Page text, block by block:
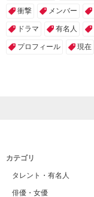
衝撃 メンバー
ドラマ 有名人
プロフィール 現在
カテゴリ
タレント・有名人
俳優・女優